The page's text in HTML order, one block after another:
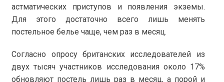
астматических приступов и появления экземы.
Для этого достаточно всего лишь менять
постельное белье чаще, чем раз в месяц.
Согласно опросу британских исследователей из
двух тысяч участников исследования около 17%
обновляют постель лишь раз в месяц, а порой и